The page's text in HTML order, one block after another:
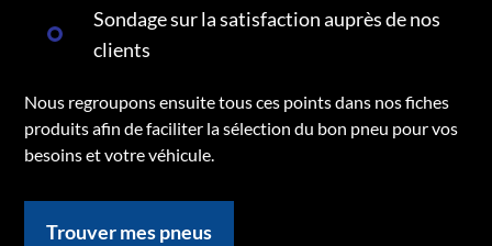
Sondage sur la satisfaction auprès de nos
clients
Nous regroupons ensuite tous ces points dans nos fiches
produits afin de faciliter la sélection du bon pneu pour vos
besoins et votre véhicule.
Trouver mes pneus